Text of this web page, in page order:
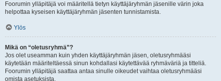
Foorumin ylläpitäjä voi määritellä tietyn käyttäjäryhmän jäsenille värin joka
helpottaa kyseisen käyttäjäryhmän jäsenten tunnistamista.
Ylös
Mikä on “oletusryhmä”?
Jos olet useamman kuin yhden käyttäjäryhmän jäsen, oletusryhmääsi
käytetään määriteltäessä sinun kohdallasi käytettävää ryhmäväriä ja titteliä.
Foorumin ylläpitäjä saattaa antaa sinulle oikeudet vaihtaa oletusryhmääsi
omista asetuksista.